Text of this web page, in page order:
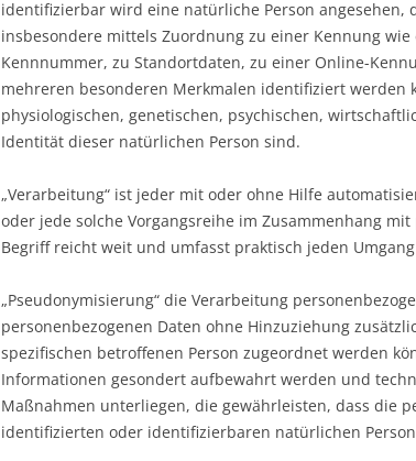
identifizierbar wird eine natürliche Person angesehen,
insbesondere mittels Zuordnung zu einer Kennung
Kennnummer, zu Standortdaten, zu einer Online-
mehreren besonderen Merkmalen identifiziert werden
physiologischen, genetischen, psychischen,
Identität dieser natürlichen Person sind.
„Verarbeitung“ ist jeder mit oder ohne Hilfe
oder jede solche Vorgangsreihe im Zusammenhang
Begriff reicht weit und umfasst praktisch jeden
„Pseudonymisierung“ die Verarbeitung
personenbezogenen Daten ohne Hinzuziehung
spezifischen betroffenen Person zugeordnet werden
Informationen gesondert aufbewahrt werden und
Maßnahmen unterliegen, die gewährleisten, dass die
identifizierten oder identifizierbaren natürlichen